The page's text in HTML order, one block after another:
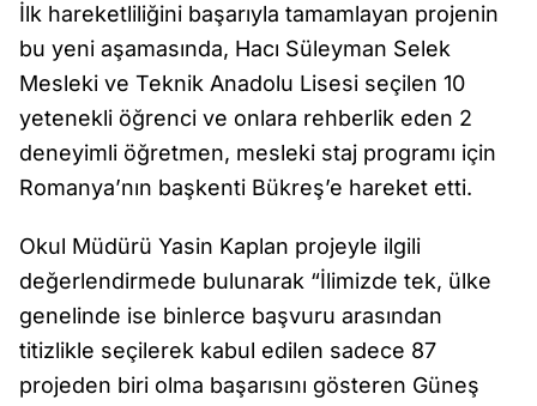
İlk hareketliliğini başarıyla tamamlayan projenin
bu yeni aşamasında, Hacı Süleyman Selek
Mesleki ve Teknik Anadolu Lisesi seçilen 10
yetenekli öğrenci ve onlara rehberlik eden 2
deneyimli öğretmen, mesleki staj programı için
Romanya’nın başkenti Bükreş’e hareket etti.
Okul Müdürü Yasin Kaplan projeyle ilgili
değerlendirmede bulunarak “İlimizde tek, ülke
genelinde ise binlerce başvuru arasından
titizlikle seçilerek kabul edilen sadece 87
projeden biri olma başarısını gösteren Güneş